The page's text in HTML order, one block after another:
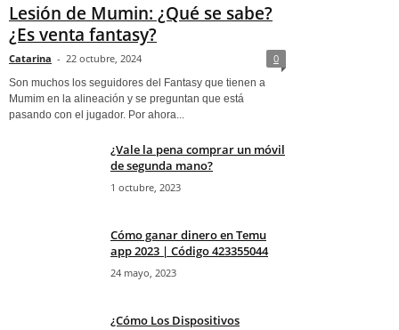
Lesión de Mumin: ¿Qué se sabe?
¿Es venta fantasy?
Catarina - 22 octubre, 2024 0
Son muchos los seguidores del Fantasy que tienen a
Mumim en la alineación y se preguntan que está
pasando con el jugador. Por ahora...
¿Vale la pena comprar un móvil
de segunda mano?
1 octubre, 2023
Cómo ganar dinero en Temu
app 2023 | Código 423355044
24 mayo, 2023
¿Cómo Los Dispositivos